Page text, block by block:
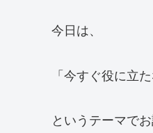
今日は、
「今すぐ役に立
というテーマで